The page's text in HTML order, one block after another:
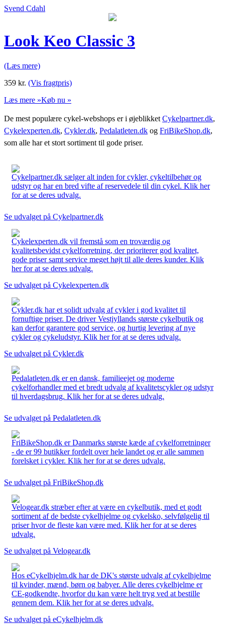
Svend Cdahl
Look Keo Classic 3
(Læs mere)
359 kr. (Vis fragtpris)
Læs mere »Køb nu »
De mest populære cykel-webshops er i øjeblikket Cykelpartner.dk,
Cykelexperten.dk, Cykler.dk, Pedalatleten.dk og FriBikeShop.dk,
som alle har et stort sortiment til gode priser.
Cykelpartner.dk sælger alt inden for cykler, cykeltilbehør og
udstyr og har en bred vifte af reservedele til din cykel. Klik her
for at se deres udvalg.
Se udvalget på Cykelpartner.dk
Cykelexperten.dk vil fremstå som en troværdig og
kvalitetsbevidst cykelforretning, der prioriterer god kvalitet,
gode priser samt service meget højt til alle deres kunder. Klik
her for at se deres udvalg.
Se udvalget på Cykelexperten.dk
Cykler.dk har et solidt udvalg af cykler i god kvalitet til
fornuftige priser. De driver Vestjyllands største cykelbutik og
kan derfor garantere god service, og hurtig levering af nye
cykler og cykeludstyr. Klik her for at se deres udvalg.
Se udvalget på Cykler.dk
Pedalatleten.dk er en dansk, familieejet og moderne
cykelforhandler med et bredt udvalg af kvalitetscykler og udstyr
til hverdagsbrug. Klik her for at se deres udvalg.
Se udvalget på Pedalatleten.dk
FriBikeShop.dk er Danmarks største kæde af cykelforretninger
- de er 99 butikker fordelt over hele landet og er alle sammen
forelsket i cykler. Klik her for at se deres udvalg.
Se udvalget på FriBikeShop.dk
Velogear.dk stræber efter at være en cykelbutik, med et godt
sortiment af de bedste cykelhjelme og cykelsko, selvfølgelig til
priser hvor de fleste kan være med. Klik her for at se deres
udvalg.
Se udvalget på Velogear.dk
Hos eCykelhjelm.dk har de DK's største udvalg af cykelhjelme
til kvinder, mænd, børn og babyer. Alle deres cykelhjelme er
CE-godkendte, hvorfor du kan være helt tryg ved at bestille
gennem dem. Klik her for at se deres udvalg.
Se udvalget på eCykelhjelm.dk